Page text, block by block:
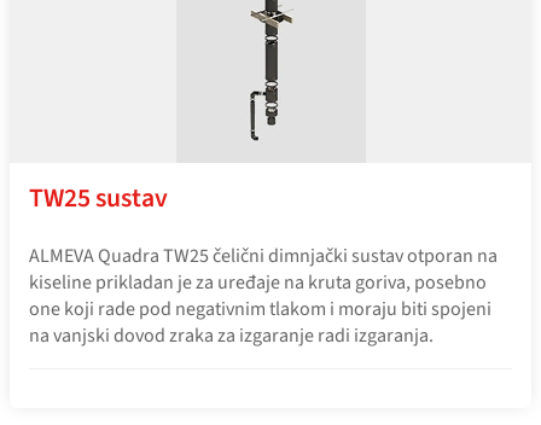
TW25 sustav
ALMEVA Quadra TW25 čelični dimnjački sustav otporan na
kiseline prikladan je za uređaje na kruta goriva, posebno
one koji rade pod negativnim tlakom i moraju biti spojeni
na vanjski dovod zraka za izgaranje radi izgaranja.